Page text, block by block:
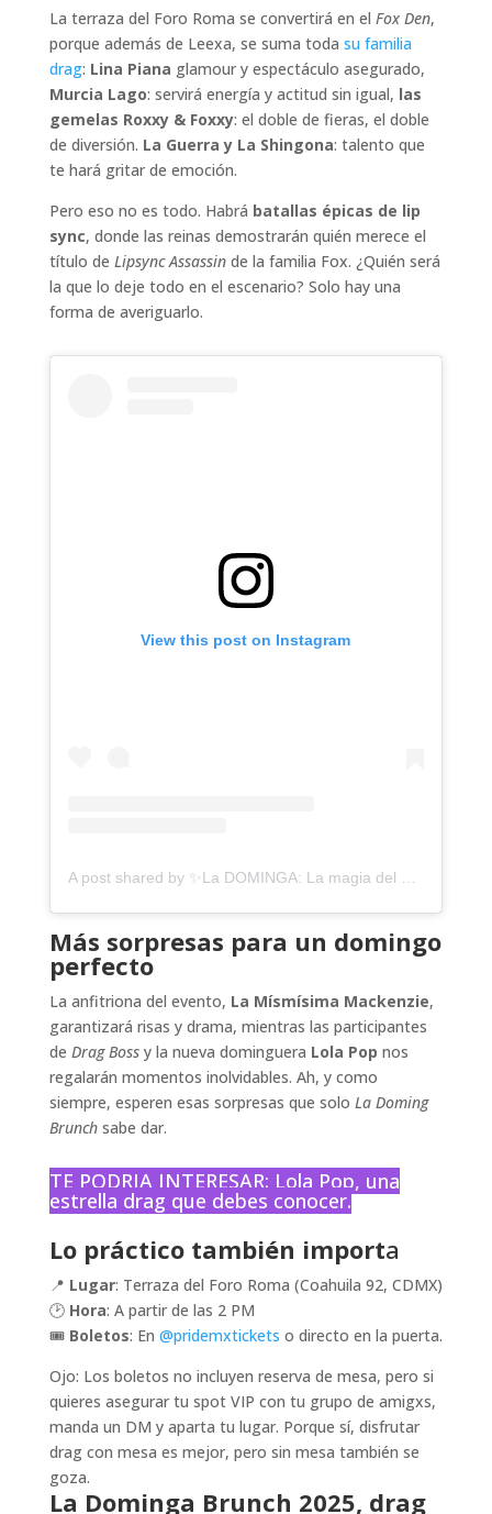
La terraza del Foro Roma se convertirá en el Fox Den,
porque además de Leexa, se suma toda su familia
drag: Lina Piana glamour y espectáculo asegurado,
Murcia Lago: servirá energía y actitud sin igual, las
gemelas Roxxy & Foxxy: el doble de fieras, el doble
de diversión. La Guerra y La Shingona: talento que
te hará gritar de emoción.
Pero eso no es todo. Habrá batallas épicas de lip
sync, donde las reinas demostrarán quién merece el
título de Lipsync Assassinde la familia Fox. ¿Quién será
la que lo deje todo en el escenario? Solo hay una
forma de averiguarlo.
View this post on Instagram
Más sorpresas para un domingo
perfecto
La anfitriona del evento, La Mísmísima Mackenzie,
garantizará risas y drama, mientras las participantes
de Drag Bossy la nueva dominguera Lola Pop nos
regalarán momentos inolvidables. Ah, y como
siempre, esperen esas sorpresas que solo La Doming
Brunchsabe dar.
TE PODRIA INTERESAR: Lola Pop, una
estrella drag que debes conocer.
Lo práctico también importa
📍 Lugar: Terraza del Foro Roma (Coahuila 92, CDMX)
🕑 Hora: A partir de las 2 PM
🎟️ Boletos: En @pridemxtickets o directo en la puerta.
Ojo: Los boletos no incluyen reserva de mesa, pero si
quieres asegurar tu spot VIP con tu grupo de amigxs,
manda un DM y aparta tu lugar. Porque sí, disfrutar
drag con mesa es mejor, pero sin mesa también se
goza.
La Dominga Brunch 2025, drag